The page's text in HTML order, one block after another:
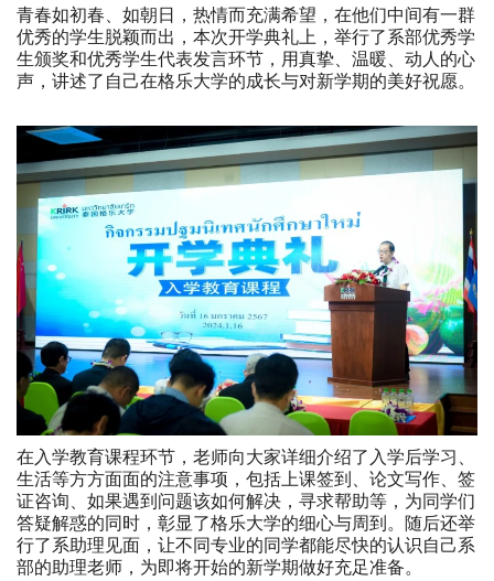
青春如初春、如朝日，热情而充满希望，在他们中间有一群
优秀的学生脱颖而出，本次开学典礼上，举行了系部优秀学
生颁奖和优秀学生代表发言环节，用真挚、温暖、动人的心
声，讲述了自己在格乐大学的成长与对新学期的美好祝愿。
在入学教育课程环节，老师向大家详细介绍了入学后学习、
生活等方方面面的注意事项，包括上课签到、论文写作、签
证咨询、如果遇到问题该如何解决，寻求帮助等，为同学们
答疑解惑的同时，彰显了格乐大学的细心与周到。随后还举
行了系助理见面，让不同专业的同学都能尽快的认识自己系
部的助理老师，为即将开始的新学期做好充足准备。